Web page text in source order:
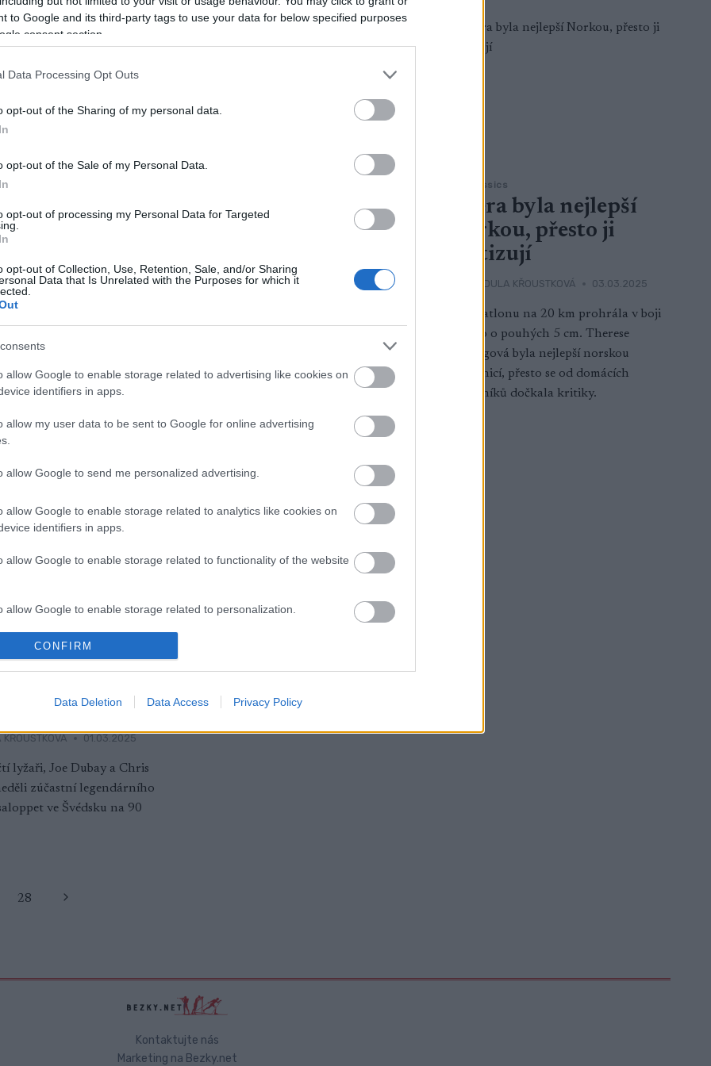
to Google and its third-party tags to use your data for below specified purposes
consent section.
Data Processing Opt Outs
opt-out of the Sharing of my personal data.
opt-out of the Sale of my Personal Data.
opt-out of processing my Personal Data for Targeted
opt-out of Collection, Use, Retention, Sale, and/or Sharing
Data that Is Unrelated with the Purposes for which it
allow Google to enable storage related to advertising like cookies on
identifiers in apps.
allow my user data to be sent to Google for online advertising
allow Google to send me personalized advertising.
allow Google to enable storage related to analytics like cookies on
identifiers in apps.
allow Google to enable storage related to functionality of the website
allow Google to enable storage related to personalization.
allow Google to enable storage related to security, including
functionality and fraud prevention, and other user protection.
CONFIRM
Data Deletion Data Access Privacy Policy
s
z
v roce
světa z mistrovství v
Doping, smrt a
Dæhlie: Co se stalo s
světa v Trondheimu
1997 ovládli tři muži, ale jen jeden z
Ski Classics
Včera byla nejlepší
Norkou, přesto ji
kritizují
VENDULA KŘOUSTKOVÁ 03.03.2025
Při skiatlonu na 20 km prohrála v boji
o zlato o pouhých 5 cm. Therese
Johaugová byla nejlepší norskou
závodnicí, přesto se od domácích
odborníků dočkala kritiky.
běh v tandemu
KŘOUSTKOVÁ 01.03.2025
lyžaři, Joe Dubay a Chris
zúčastní legendárního
ve Švédsku na 90
28 Další
Kontaktujte nás
Marketing na Bezky.net